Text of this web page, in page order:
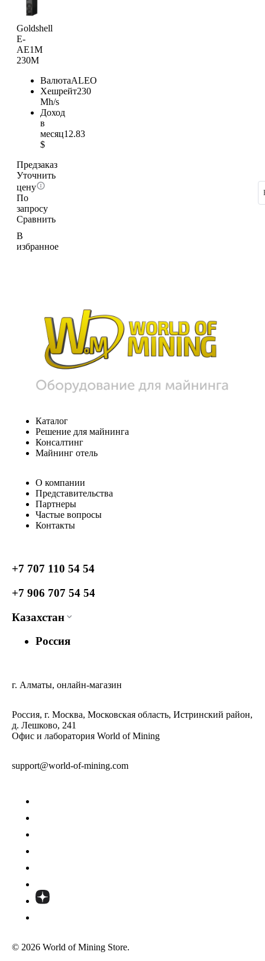
Goldshell
E-
AE1M
230M
ВалютаALEO
Хешрейт230
Mh/s
Доход
в
месяц12.83
$
Предзаказ
Уточнить
цену
По
запросу
Сравнить
В
избранное
Каталог
Решение для майнинга
Консалтинг
Майнинг отель
О компании
Представительства
Партнеры
Частые вопросы
Контакты
+7 707 110 54 54
+7 906 707 54 54
Казахстан
Россия
г. Алматы, онлайн-магазин
Россия, г. Москва, Московская область, Истринский район,
д. Лешково, 241
Офис и лаборатория World of Mining
support@world-of-mining.com
© 2026 World of Mining Store.